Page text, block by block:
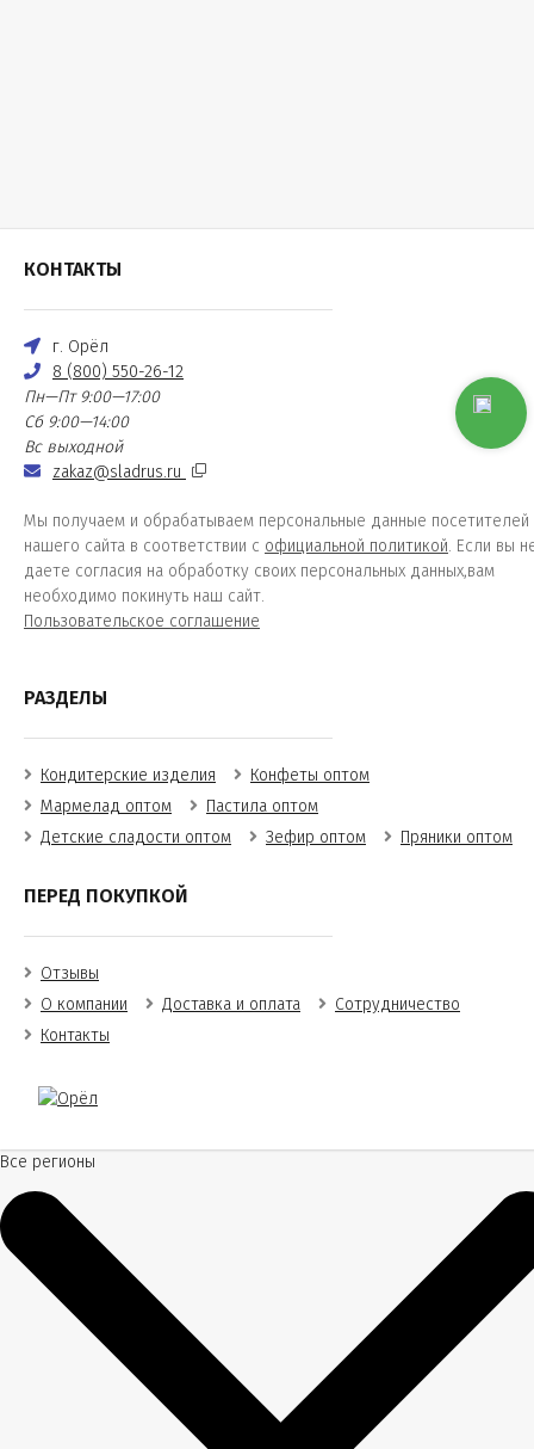
КОНТАКТЫ
г. Орёл
8 (800) 550-26-12
Пн—Пт 9:00—17:00
Сб 9:00—14:00
Вс выходной
zakaz@sladrus.ru
Мы получаем и обрабатываем персональные данные посетителей
нашего сайта в соответствии с официальной политикой. Если вы
даете согласия на обработку своих персональных данных,вам
необходимо покинуть наш сайт.
Пользовательское соглашение
РАЗДЕЛЫ
Кондитерские изделия
Конфеты оптом
Мармелад оптом
Пастила оптом
Детские сладости оптом
Зефир оптом Пряники оптом
ПЕРЕД ПОКУПКОЙ
Отзывы
О компании
Доставка и оплата
Сотрудничество
Контакты
Все регионы